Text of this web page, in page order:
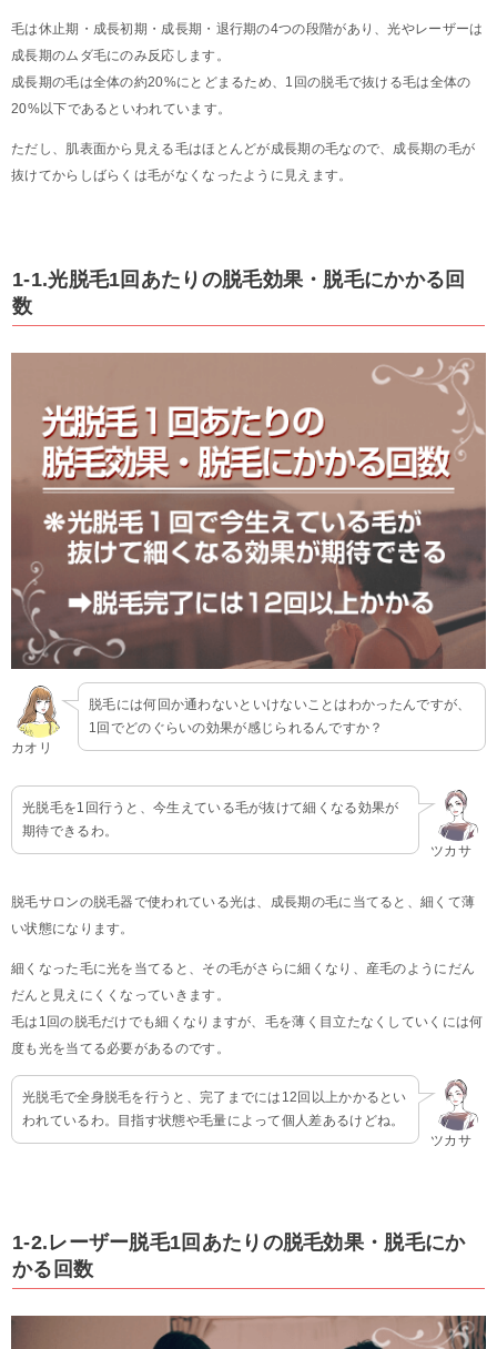
毛は休止期・成長初期・成長期・退行期の4つの段階があり、光やレーザーは
成長期のムダ毛にのみ反応します。
成長期の毛は全体の約20%にとどまるため、1回の脱毛で抜ける毛は全体の
20%以下であるといわれています。
ただし、肌表面から見える毛はほとんどが成長期の毛なので、成長期の毛が
抜けてからしばらくは毛がなくなったように見えます。
1-1.光脱毛1回あたりの脱毛効果・脱毛にかかる回
数
カオリ
脱毛には何回か通わないといけないことはわかったんですが、
1回でどのぐらいの効果が感じられるんですか？
ツカサ
光脱毛を1回行うと、今生えている毛が抜けて細くなる効果が
期待できるわ。
脱毛サロンの脱毛器で使われている光は、成長期の毛に当てると、細くて薄
い状態になります。
細くなった毛に光を当てると、その毛がさらに細くなり、産毛のようにだん
だんと見えにくくなっていきます。
毛は1回の脱毛だけでも細くなりますが、毛を薄く目立たなくしていくには何
度も光を当てる必要があるのです。
ツカサ
光脱毛で全身脱毛を行うと、完了までには12回以上かかるとい
われているわ。目指す状態や毛量によって個人差あるけどね。
1-2.レーザー脱毛1回あたりの脱毛効果・脱毛にか
かる回数